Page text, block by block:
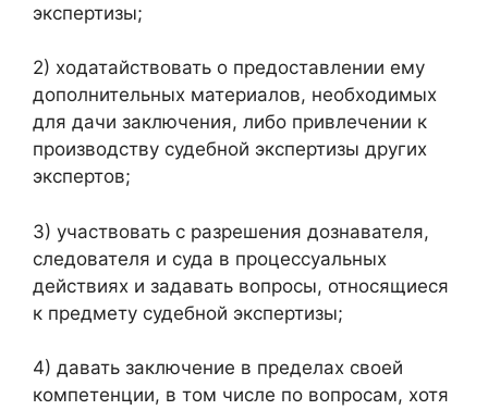
экспертизы;
2) ходатайствовать о предоставлении ему
дополнительных материалов, необходимых
для дачи заключения, либо привлечении к
производству судебной экспертизы других
экспертов;
3) участвовать с разрешения дознавателя,
следователя и суда в процессуальных
действиях и задавать вопросы, относящиеся
к предмету судебной экспертизы;
4) давать заключение в пределах своей
компетенции, в том числе по вопросам, хотя